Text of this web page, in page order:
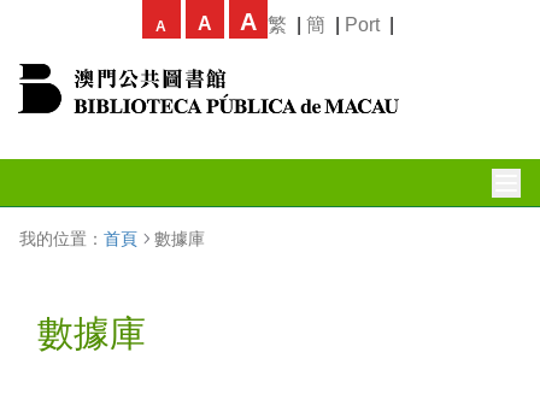
A A A 繁 簡 Port|
我的位置： 首頁 數據庫
數據庫